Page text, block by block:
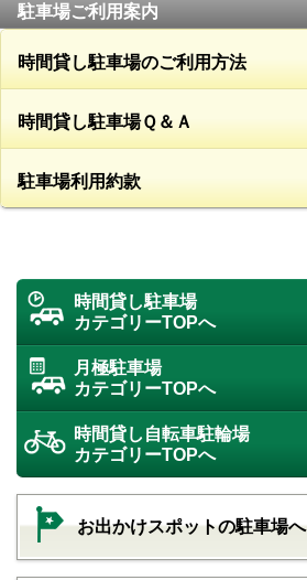
駐車場ご利用案内
時間貸し駐車場のご利用方法
時間貸し駐車場Ｑ＆Ａ
駐車場利用約款
時間貸し駐車場
カテゴリーTOPへ
月極駐車場
カテゴリーTOPへ
時間貸し自転車駐輪場
カテゴリーTOPへ
お出かけスポットの駐車場へ